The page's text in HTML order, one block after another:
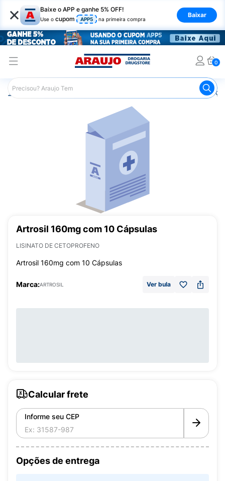
× Baixe o APP e ganhe 5% OFF!
Use o cupom APP5 na primeira compra
Baixar
0
Araujo Medicamentos Remédios para Alergias e
Artrosil 160mg com 10 Cápsulas
LISINATO DE CETOPROFENO
Artrosil 160mg com 10 Cápsulas
Marca:ARTROSIL Ver bula
Calcular frete
Informe seu CEP
Opções de entrega